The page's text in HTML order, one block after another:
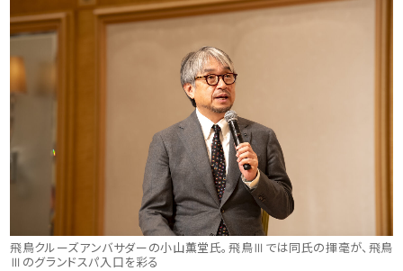
飛鳥クルーズアンバサダーの小山薫堂氏。飛鳥Ⅲでは同氏の揮毫が、飛鳥
Ⅲのグランドスパ入口を彩る